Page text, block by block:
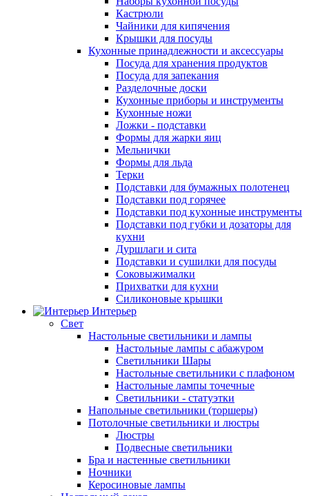
Кастрюли
Чайники для кипячения
Крышки для посуды
Кухонные принадлежности и аксессуары
Посуда для хранения продуктов
Посуда для запекания
Разделочные доски
Кухонные приборы и инструменты
Кухонные ножи
Ложки - подставки
Формы для жарки яиц
Мельнички
Формы для льда
Терки
Подставки для бумажных полотенец
Подставки под горячее
Подставки под кухонные инструменты
Подставки под губки и дозаторы для
кухни
Дуршлаги и сита
Подставки и сушилки для посуды
Соковыжималки
Прихватки для кухни
Силиконовые крышки
Интерьер
Свет
Настольные светильники и лампы
Настольные лампы с абажуром
Светильники Шары
Настольные светильники с плафоном
Настольные лампы точечные
Светильники - статуэтки
Напольные светильники (торшеры)
Потолочные светильники и люстры
Люстры
Подвесные светильники
Бра и настенные светильники
Ночники
Керосиновые лампы